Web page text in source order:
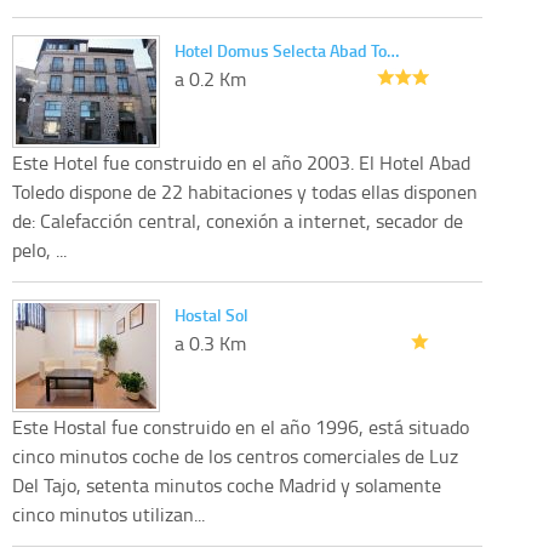
Hotel Domus Selecta Abad To…
a 0.2 Km
Este Hotel fue construido en el año 2003. El Hotel Abad
Toledo dispone de 22 habitaciones y todas ellas disponen
de: Calefacción central, conexión a internet, secador de
pelo, ...
Hostal Sol
a 0.3 Km
Este Hostal fue construido en el año 1996, está situado
cinco minutos coche de los centros comerciales de Luz
Del Tajo, setenta minutos coche Madrid y solamente
cinco minutos utilizan...